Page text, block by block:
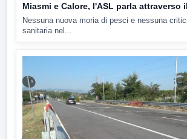
Miasmi e Calore, l'ASL parla attraverso
Nessuna nuova moria di pesci e nessuna
sanitaria nel...